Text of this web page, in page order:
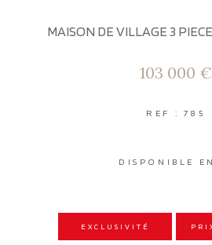
MAISON DE VILLAGE 3
103 000 €
REF : 785
DISPONIBLE EN
EXCLUSIVITÉ